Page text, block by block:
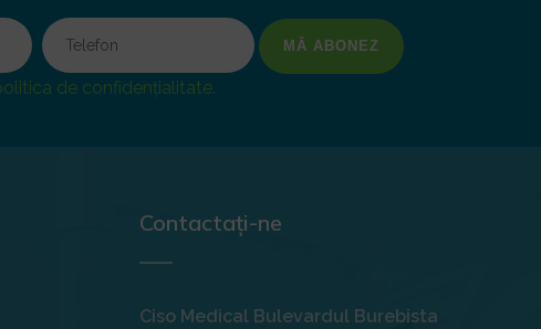
de confidențialitate.
Contactați-ne
Ciso Medical Bulevardul Burebista